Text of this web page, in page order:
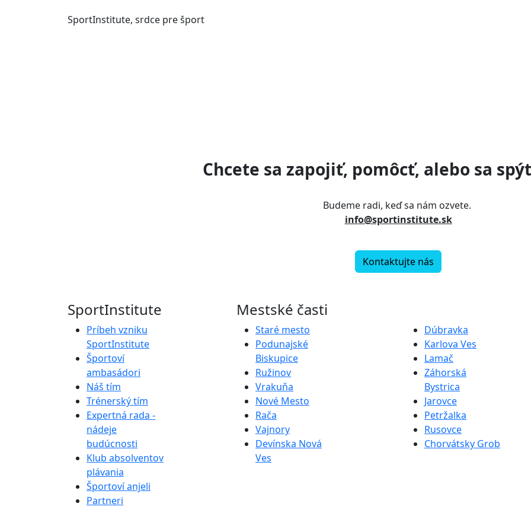
SportInstitute, srdce pre šport
Chcete sa zapojiť, pomôcť, alebo sa
Budeme radi, keď sa nám ozvete.
info@sportinstitute.sk
Kontaktujte nás
SportInstitute
Príbeh vzniku
SportInstitute
Športoví
ambasádori
Náš tím
Trénerský tím
Expertná rada -
nádeje
budúcnosti
Klub absolventov
plávania
Športoví anjeli
Partneri
Mestské časti
Staré mesto
Podunajské
Biskupice
Ružinov
Vrakuňa
Nové Mesto
Rača
Vajnory
Devínska Nová
Ves
Dúbravka
Karlova Ves
Lamač
Záhorská
Bystrica
Jarovce
Petržalka
Rusovce
Chorvátsky Grob